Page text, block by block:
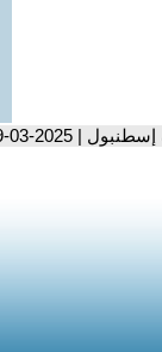
2025-03-19